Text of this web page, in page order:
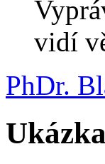
vidí
PhDr.